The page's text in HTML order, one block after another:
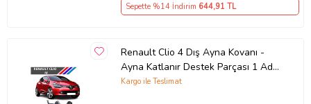
Sepette %14 İndirim 644,91 TL
Renault Clio 4 Dış Ayna Kovanı -
Ayna Katlanır Destek Parçası 1 Adet
490307706 M3625
Kargo ile Teslimat